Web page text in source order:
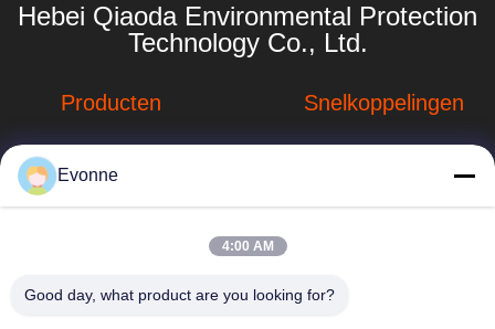
Hebei Qiaoda Environmental Protection
Technology Co., Ltd.
Producten
Stofverzamelsystemen
Stofopvangsystemen
hbkedacc@gmail.com
8188867
Snelkoppelingen
Bedrijfprofiel
Evonne
4:00 AM
Good day, what product are you looking for?